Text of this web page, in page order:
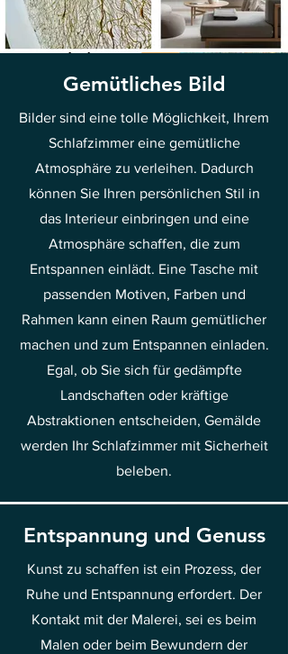
Gemütliches Bild
Bilder sind eine tolle Möglichkeit, Ihrem
Schlafzimmer eine gemütliche
Atmosphäre zu verleihen. Dadurch
können Sie Ihren persönlichen Stil in
das Interieur einbringen und eine
Atmosphäre schaffen, die zum
Entspannen einlädt. Eine Tasche mit
passenden Motiven, Farben und
Rahmen kann einen Raum gemütlicher
machen und zum Entspannen einladen.
Egal, ob Sie sich für gedämpfte
Landschaften oder kräftige
Abstraktionen entscheiden, Gemälde
werden Ihr Schlafzimmer mit Sicherheit
beleben.
Entspannung und Genuss
Kunst zu schaffen ist ein Prozess, der
Ruhe und Entspannung erfordert. Der
Kontakt mit der Malerei, sei es beim
Malen oder beim Bewundern der